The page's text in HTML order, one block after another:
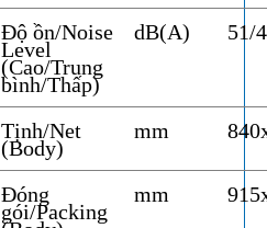
Độ ồn/Noise
Level
(Cao/Trung
bình/Thấp)
dB(A) 51/
Tịnh/Net
(Body)
mm
Đóng
gói/Packing
mm